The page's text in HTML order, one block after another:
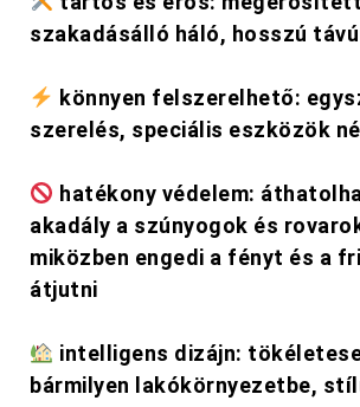
szakadásálló háló, hosszú
könnyen felszerelhető:
szerelés, speciális eszközök
hatékony védelem:
akadály a szúnyogok és
miközben engedi a fényt és a
átjutni
intelligens dizájn:
bármilyen lakókörnyezetbe,